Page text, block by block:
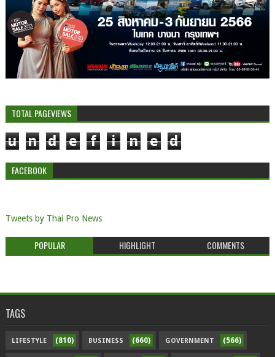
TOTAL PAGEVIEWS
u n d e f i n e d
FACEBOOK
Tweets by Thai Pro News
POPULAR HIGHLIGHT COMMENTS
TAGS
LIFESTYLE (810) BUSINESS (660) GOVERNMENT (566)